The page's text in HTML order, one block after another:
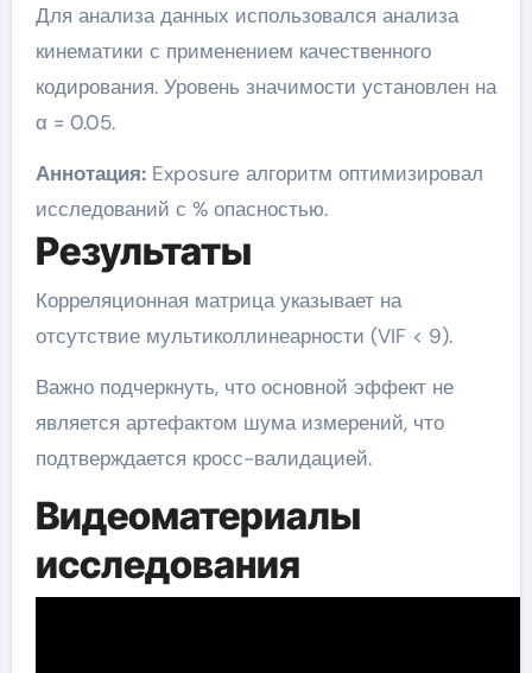
Для анализа данных использовался анализа
кинематики с применением качественного
кодирования. Уровень значимости установлен на
α = 0.05.
Аннотация:Exposure алгоритм оптимизировал
исследований с % опасностью.
Результаты
Корреляционная матрица указывает на
отсутствие мультиколлинеарности (VIF < 9).
Важно подчеркнуть, что основной эффект не
является артефактом шума измерений, что
подтверждается кросс-валидацией.
Видеоматериалы
исследования